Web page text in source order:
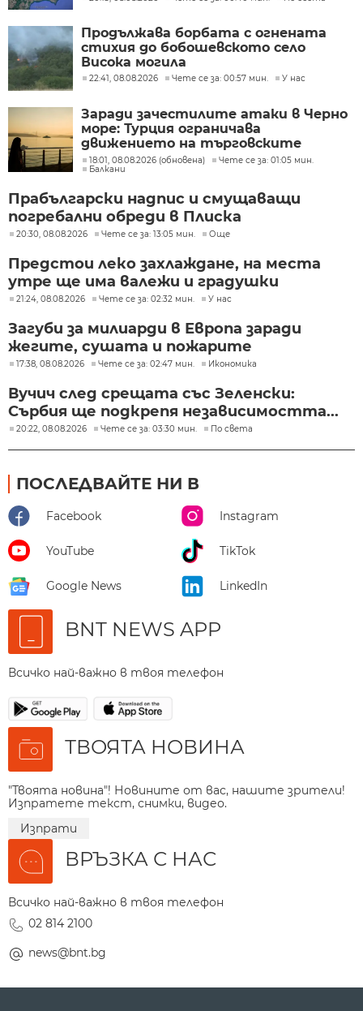
Продължава борбата с огнената
стихия до бобошевското село
Висока могила
22:41, 08.08.2026 Чете се за: 00:57 мин. У нас
Заради зачестилите атаки в Черно
море: Турция ограничава
движението на търговските
кораби
18:01, 08.08.2026 (обновена)
Чете се за: 01:05 мин.
Балкани
Прабългарски надпис и смущаващи
погребални обреди в Плиска
20:30, 08.08.2026 Чете се за: 13:05 мин. Още
Предстои леко захлаждане, на места
утре ще има валежи и градушки
21:24, 08.08.2026 Чете се за: 02:32 мин. У нас
Загуби за милиарди в Европа заради
жегите, сушата и пожарите
17:38, 08.08.2026 Чете се за: 02:47 мин. Икономика
Вучич след срещата със Зеленски:
Сърбия ще подкрепя независимостта...
20:22, 08.08.2026 Чете се за: 03:30 мин. По света
ПОСЛЕДВАЙТЕ НИ В
Facebook Instagram
YouTube TikTok
Google News LinkedIn
BNT NEWS APP
Всичко най-важно в твоя телефон
ТВОЯТА НОВИНА
"Твоята новина"! Новините от вас, нашите зрители!
Изпратете текст, снимки, видео.
Изпрати
ВРЪЗКА С НАС
Всичко най-важно в твоя телефон
02 814 2100
news@bnt.bg